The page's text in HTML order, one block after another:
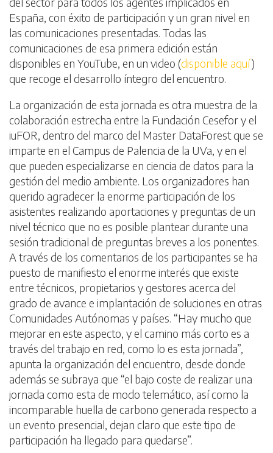
España, con éxito de participación y un gran nivel en
las comunicaciones presentadas. Todas las
comunicaciones de esa primera edición están
disponibles en YouTube, en un video (disponible aquí)
que recoge el desarrollo íntegro del encuentro.
La organización de esta jornada es otra muestra de la
colaboración estrecha entre la Fundación Cesefor y el
iuFOR, dentro del marco del Master DataForest que se
imparte en el Campus de Palencia de la UVa, y en el
que pueden especializarse en ciencia de datos para la
gestión del medio ambiente. Los organizadores han
querido agradecer la enorme participación de los
asistentes realizando aportaciones y preguntas de un
nivel técnico que no es posible plantear durante una
sesión tradicional de preguntas breves a los ponentes.
A través de los comentarios de los participantes se ha
puesto de manifiesto el enorme interés que existe
entre técnicos, propietarios y gestores acerca del
grado de avance e implantación de soluciones en otras
Comunidades Autónomas y países. “Hay mucho que
mejorar en este aspecto, y el camino más corto es a
través del trabajo en red, como lo es esta jornada”,
apunta la organización del encuentro, desde donde
además se subraya que “el bajo coste de realizar una
jornada como esta de modo telemático, así como la
incomparable huella de carbono generada respecto a
un evento presencial, dejan claro que este tipo de
participación ha llegado para quedarse”.